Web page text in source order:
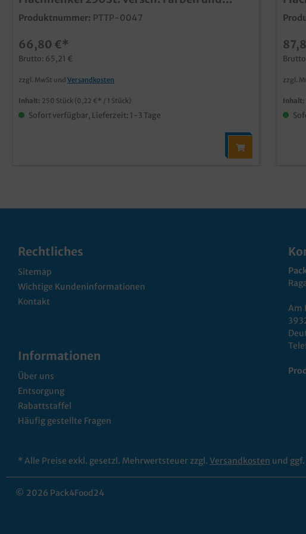
Größen
Produktnummer: PTTP-0047
66,80 €*
Brutto: 65,21 €
zzgl. MwSt und Versandkosten
Inhalt: 250 Stück (0,22 €* / 1 Stück)
Sofort verfügbar, Lieferzeit: 1-3 Tage
zzgl.
Inhalt:
Rechtliches
Sitemap
Wichtige Kundeninformationen
Kontakt
Informationen
Über uns
Entsorgung
Rabattstaffel
Häufig gestellte Fragen
Am
* Alle Preise exkl. gesetzl. Mehrwertsteuer zzgl. Versandkosten und
© 2026 Pack4Food24